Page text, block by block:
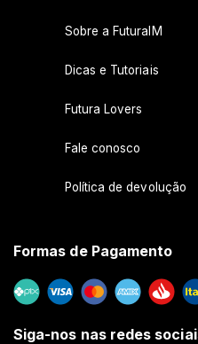
Sobre a FuturaIM
Dicas e Tutoriais
Futura Lovers
Fale conosco
Política de devolução
Formas de Pagamento
Siga-nos nas redes